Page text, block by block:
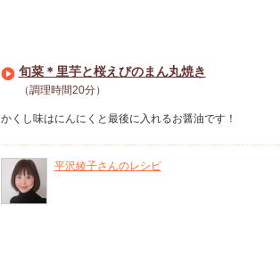
旬菜＊里芋と桜えびのまん丸焼き
（調理時間20分）
かくし味はにんにくと最後に入れるお醤油です！
平沢綾子さんのレシピ